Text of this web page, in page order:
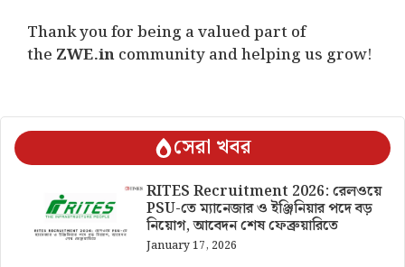
Thank you for being a valued part of
the ZWE.incommunity and helping us grow!
সেরা খবর
RITES Recruitment 2026: রেলওয়ে
PSU-তে ম্যানেজার ও ইঞ্জিনিয়ার পদে বড়
নিয়োগ, আবেদন শেষ ফেব্রুয়ারিতে
January 17, 2026